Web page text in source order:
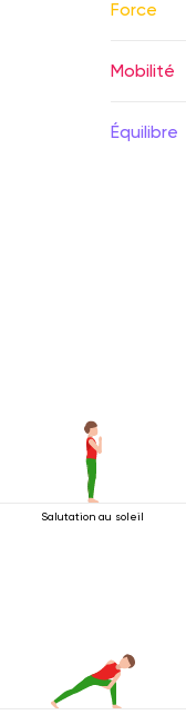
Force
Mobilité
Équilibre
Salutation au soleil